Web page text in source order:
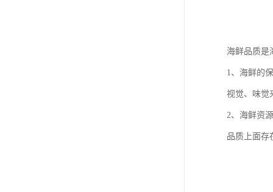
海鲜品质是
1、海鲜的
视觉、味觉
2、海鲜资
品质上面存